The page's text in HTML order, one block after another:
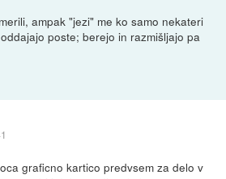
ampak "jezi" me ko samo nekateri
poste; berejo in razmišljajo pa
graficno kartico predvsem za delo v